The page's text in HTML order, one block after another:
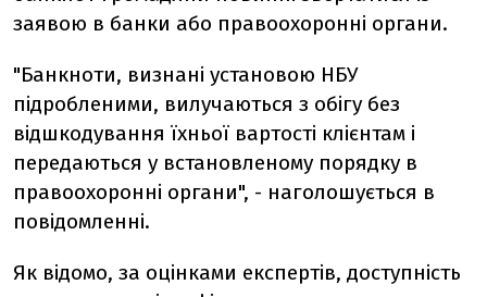
заявою в банки або правоохоронні органи.
"Банкноти, визнані установою НБУ
підробленими, вилучаються з обігу без
відшкодування їхньої вартості клієнтам і
передаються у встановленому порядку в
правоохоронні органи", - наголошується в
повідомленні.
Як відомо, за оцінками експертів, доступність